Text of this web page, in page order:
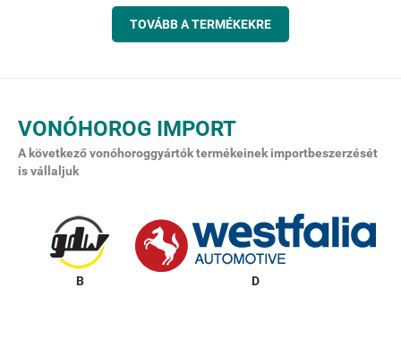
TOVÁBB A TERMÉKEKRE
VONÓHOROG IMPORT
A következő vonóhoroggyártók termékeinek importbeszerzését
is vállaljuk